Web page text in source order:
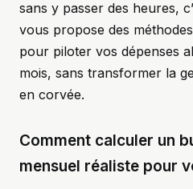
sans y passer des heures,
vous propose des
pour piloter vos dépenses
mois, sans transformer la
en corvée.
Comment calculer un
mensuel réaliste pour